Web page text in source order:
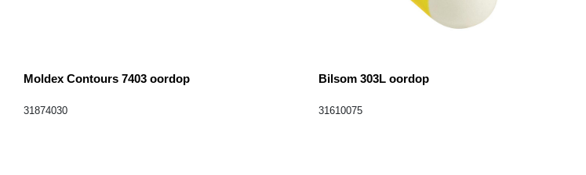
Moldex Contours 7403 oordop
31874030
Bilsom 303L oordop
31610075